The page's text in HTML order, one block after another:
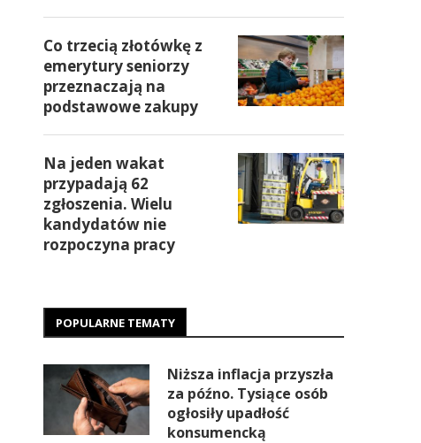
Co trzecią złotówkę z
emerytury seniorzy
przeznaczają na
podstawowe zakupy
Na jeden wakat
przypadają 62
zgłoszenia. Wielu
kandydatów nie
rozpoczyna pracy
POPULARNE TEMATY
Niższa inflacja przyszła
za późno. Tysiące osób
ogłosiły upadłość
konsumencką